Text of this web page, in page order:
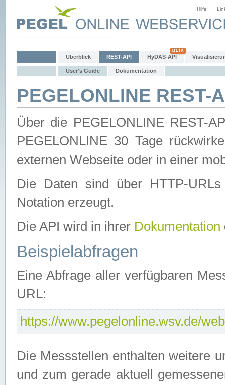
Hilfe
Überblick REST-API HyDAS-API
User's Guide Dokumentation
PEGELONLINE REST-
Über die PEGELONLINE REST-
PEGELONLINE 30 Tage
externen Webseite oder in einer
Die Daten sind über HTTP-
Notation erzeugt.
Die API wird in ihrer Dokumentation
Beispielabfragen
Eine Abfrage aller verfügbaren
URL:
https://www.pegelonline.wsv.de/
Die Messstellen enthalten weitere
und zum gerade aktuell